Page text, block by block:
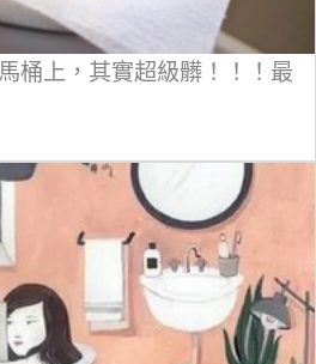
桶上，其實超級髒！！！最